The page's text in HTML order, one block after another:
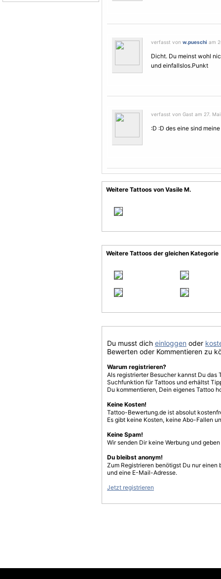
verfasst von w.pueschi am
Dicht. Du meinst wohl
und einfallslos.Punkt
verfasst von Gast am 27.
:D :D des eine sind
Weitere Tattoos von Vasile M.
Weitere Tattoos der gleichen Kategorie
Du musst dich einloggen oder
Bewerten oder Kommentieren zu
Warum registrieren?
Als registrierter Besucher kannst Du
Suchfunktion für Tattoos und erhältst
Du kommentieren, Dein eigenes Tattoo
Keine Kosten!
Tattoo-Bewertung.de ist absolut
Es gibt keine Kosten, keine Abo-Fallen
Keine Spam!
Wir senden Dir keine Werbung und
Du bleibst anonym!
Zum Registrieren benötigst Du nur einen
und eine E-Mail-Adresse.
Jetzt registrieren